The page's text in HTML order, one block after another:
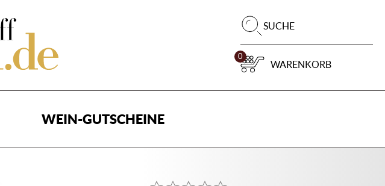
SUCHE
0
WARENKORB
WEIN-GUTSCHEINE